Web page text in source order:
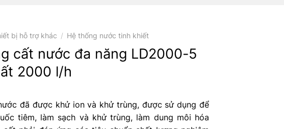
bị hỗ trợ khác / Hệ thống nước tinh khiết
cất nước đa năng LD2000-5
2000 l/h
đã được khử ion và khử trùng, được sử dụng để
tiêm, làm sạch và khử trùng, làm dung môi hóa